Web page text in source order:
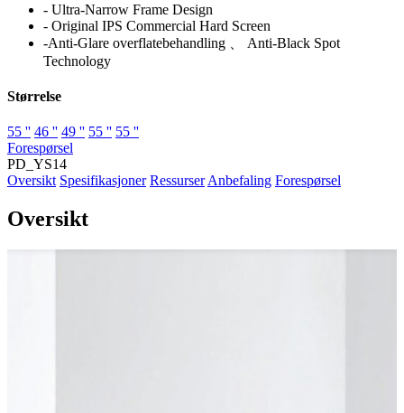
- Ultra-Narrow Frame Design
- Original IPS Commercial Hard Screen
-Anti-Glare overflatebehandling 、 Anti-Black Spot
Technology
Størrelse
55 '' 46 '' 49 '' 55 '' 55 ''
Forespørsel
PD_YS14
Oversikt Spesifikasjoner Ressurser Anbefaling Forespørsel
Oversikt